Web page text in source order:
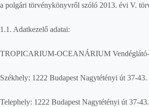
a polgári törvénykönyvről szóló 2013. évi V.
1.1. Adatkezelő adatai:
TROPICARIUM-OCEANÁRIUM Vendéglátó-
Székhely: 1222 Budapest Nagytétényi út 37-43.
Telephely: 1222 Budapest Nagytétényi út 37-43.